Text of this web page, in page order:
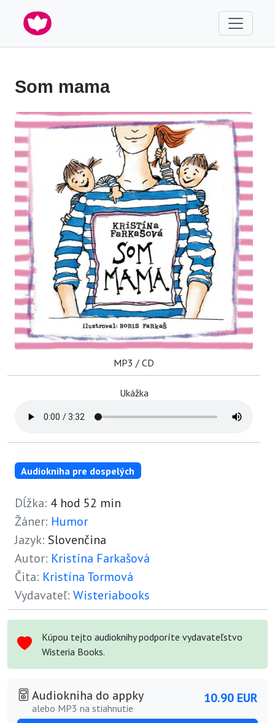
Som mama
MP3 / CD
Ukážka
Audiokniha pre dospelých
Dĺžka: 4 hod 52 min
Žáner: Humor
Jazyk: Slovenčina
Autor: Kristína Farkašová
Čita: Kristína Tormová
Vydavateľ: Wisteriabooks
Kúpou tejto audioknihy podporíte vydavateľstvo
Wisteria Books.
Audiokniha do appky
alebo MP3 na stiahnutie
10.90 EUR